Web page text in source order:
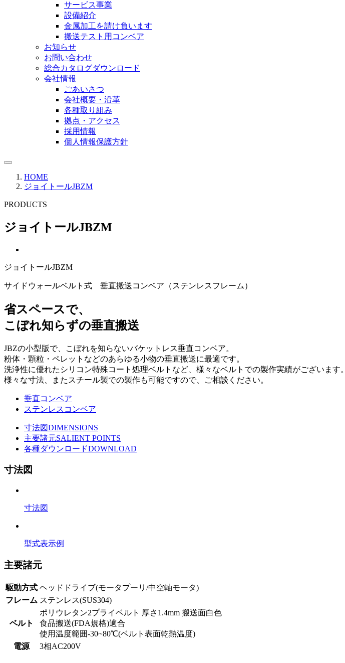
サービス事業
設備紹介
金属加工を請け負います
搬送テスト用コンベア
お知らせ
お問い合わせ
総合カタログダウンロード
会社情報
ごあいさつ
会社概要・沿革
各種取り組み
拠点・アクセス
採用情報
個人情報保護方針
HOME
ジョイトールJBZM
PRODUCTS
ジョイトールJBZM
ジョイトールJBZM
サイドウォールベルト式 垂直搬送コンベア（ステンレスフレーム）
省スペースで、
こぼれ知らずの垂直搬送
JBZの小型版で、こぼれを知らないバケットレス垂直コンベア。
粉体・顆粒・ペレットなどのあらゆる小物の垂直搬送に最適です。
洗浄性に優れたシリコン特殊コート処理ベルトなど、様々なベルトでの製作実績がございます。
様々な寸法、またスチール製での製作も可能ですので、ご相談ください。
垂直コンベア
ステンレスコンベア
寸法図DIMENSIONS
主要諸元SALIENT POINTS
各種ダウンロードDOWNLOAD
寸法図
寸法図
型式表示例
主要諸元
駆動方式 ヘッドドライブ(モータプーリ/中空軸モータ)
フレーム ステンレス(SUS304)
ベルト
ポリウレタン2プライベルト 厚さ1.4mm 搬送面白色
食品搬送(FDA規格)適合
使用温度範囲-30~80℃(ベルト表面乾熱温度)
電源
3相AC200V